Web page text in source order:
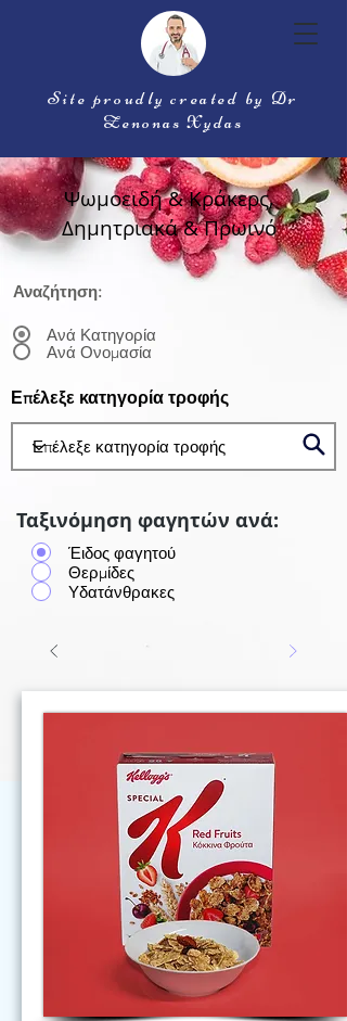
Site proudly created by Dr
Zenonas Xydas
Ψωμοειδή & Κράκερς,
Δημητριακά & Πρωινό
Αναζήτηση:
Ανά Κατηγορία
Ανά Ονομασία
Επέλεξε κατηγορία τροφής
Ταξινόμηση φαγητών ανά:
Έιδος φαγητού
Θερμίδες
Υδατάνθρακες